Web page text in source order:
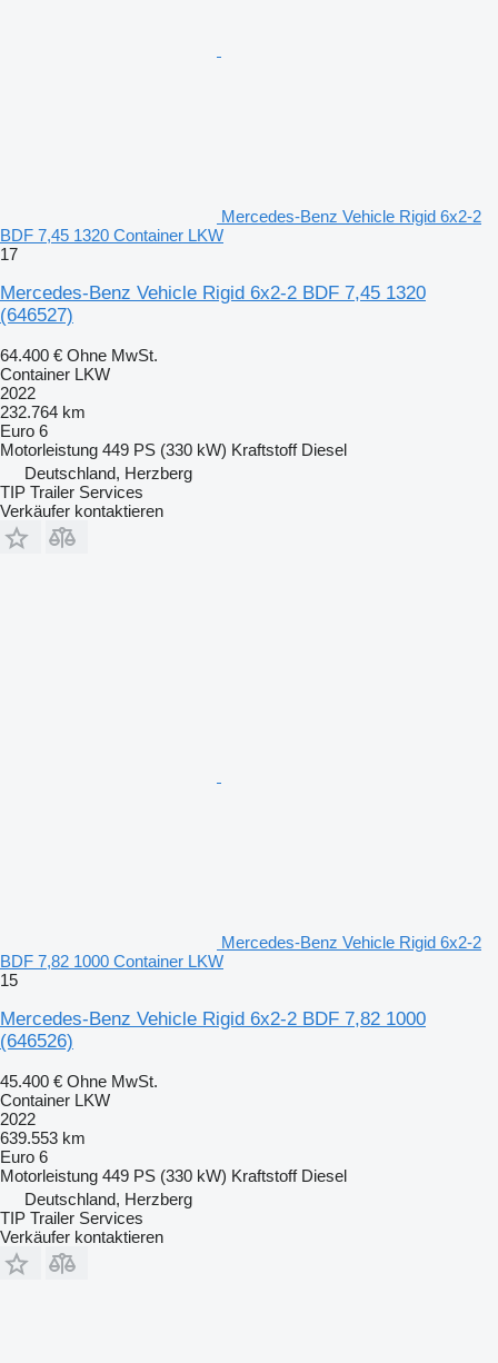
Mercedes-Benz Vehicle Rigid 6x2-2
BDF 7,45 1320 Container LKW
17
Mercedes-Benz Vehicle Rigid 6x2-2 BDF 7,45 1320
(646527)
64.400 € Ohne MwSt.
Container LKW
2022
232.764 km
Euro 6
Motorleistung 449 PS (330 kW) Kraftstoff Diesel
Deutschland, Herzberg
TIP Trailer Services
Verkäufer kontaktieren
Mercedes-Benz Vehicle Rigid 6x2-2
BDF 7,82 1000 Container LKW
15
Mercedes-Benz Vehicle Rigid 6x2-2 BDF 7,82 1000
(646526)
45.400 € Ohne MwSt.
Container LKW
2022
639.553 km
Euro 6
Motorleistung 449 PS (330 kW) Kraftstoff Diesel
Deutschland, Herzberg
TIP Trailer Services
Verkäufer kontaktieren